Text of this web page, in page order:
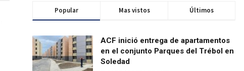
Popular Mas vistos Últimos
ACF inició entrega de apartamentos
en el conjunto Parques del Trébol en
Soledad